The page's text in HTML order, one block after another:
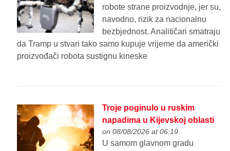
robote strane proizvodnje, jer su,
navodno, rizik za nacionalnu
bezbjednost. Analitičari smatraju
da Tramp u stvari tako samo kupuje vrijeme da američki
proizvođači robota sustignu kineske
Troje poginulo u ruskim
napadima u Kijevskoj oblasti
on 08/08/2026 at 06:19
U samom glavnom gradu